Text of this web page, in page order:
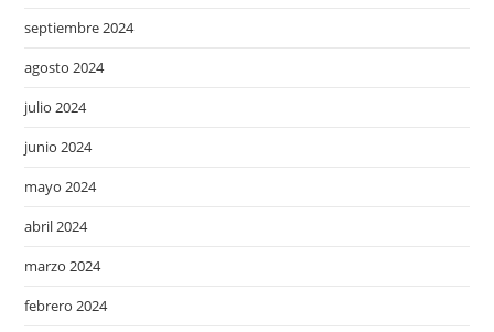
septiembre 2024
agosto 2024
julio 2024
junio 2024
mayo 2024
abril 2024
marzo 2024
febrero 2024